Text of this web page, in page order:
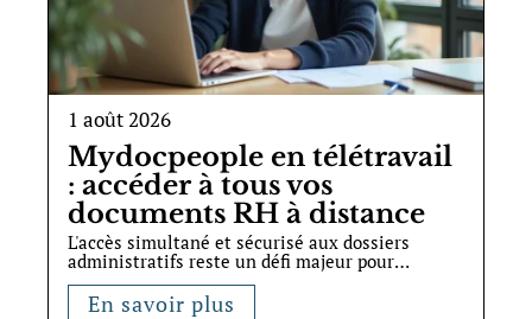
1 août 2026
Mydocpeople en télétravail
: accéder à tous vos
documents RH à distance
L'accès simultané et sécurisé aux dossiers
administratifs reste un défi majeur pour…
En savoir plus